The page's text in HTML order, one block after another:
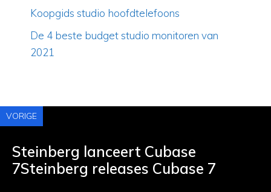
Koopgids studio hoofdtelefoons
De 4 beste budget studio monitoren van
2021
VORIGE
Steinberg lanceert Cubase
7Steinberg releases Cubase 7